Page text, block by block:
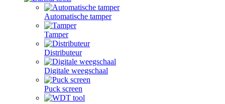
Automatische tamper
Tamper
Distributeur
Digitale weegschaal
Puck screen